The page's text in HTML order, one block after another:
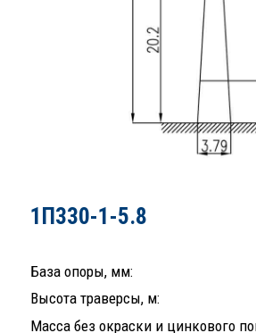
1П330-1-5.8
База опоры, мм:
Высота траверсы, м:
Масса без окраски и цинкового